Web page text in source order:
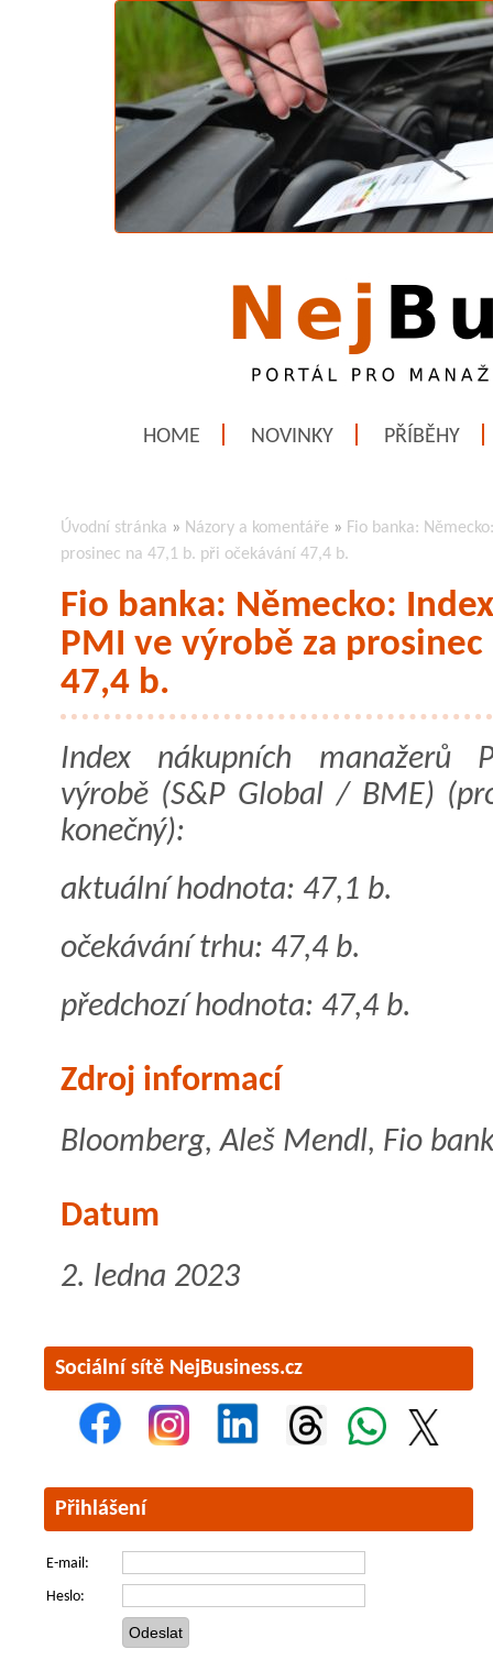
HOME NOVINKY PŘÍBĚHY
Úvodní stránka » Názory a komentáře » Fio banka:
prosinec na 47,1 b. při očekávání 47,4 b.
Fio banka: Německo:
PMI ve výrobě za
47,4 b.
Index nákupních manažerů
výrobě (S&P Global / BME)
konečný):
aktuální hodnota: 47,1 b.
očekávání trhu: 47,4 b.
předchozí hodnota: 47,4 b.
Zdroj informací
Bloomberg, Aleš Mendl, Fio
Datum
2. ledna 2023
Sociální sítě NejBusiness.cz
Přihlášení
E-mail:
Heslo: